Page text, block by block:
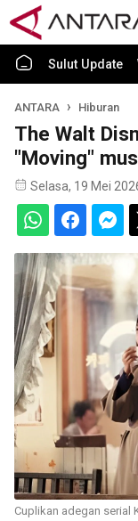
Sulut Update
ANTARA Hiburan
The Walt
"Moving"
Selasa, 19 Mei
Cuplikan adegan serial